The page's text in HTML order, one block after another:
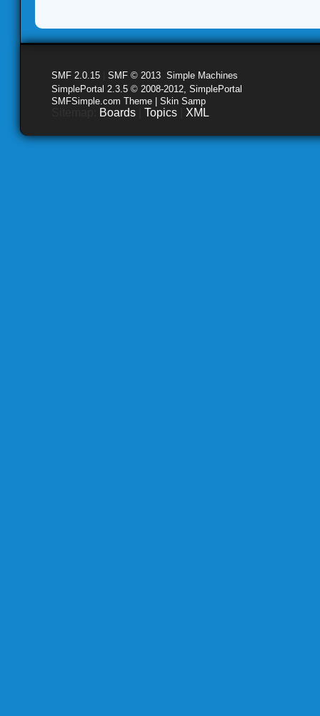
SMF 2.0.15 SMF © 2013 Simple Machines
SimplePortal 2.3.5 © 2008-2012, SimplePortal
SMFSimple.com Theme | Skin Samp
Boards Topics XML